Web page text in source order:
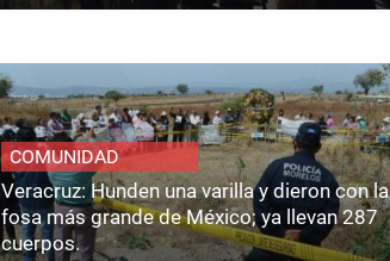
COMUNIDAD
Veracruz: Hunden una varilla y dieron con la
fosa más grande de México; ya llevan 287
cuerpos.